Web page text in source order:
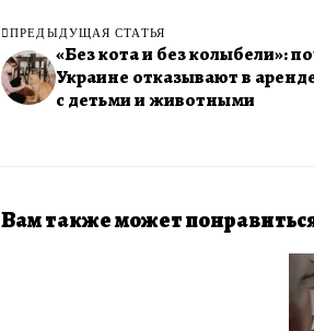
ПРЕДЫДУЩАЯ СТАТЬЯ
«Без кота и без колыбели»:
Украине отказывают в
с детьми и животными
Вам также может